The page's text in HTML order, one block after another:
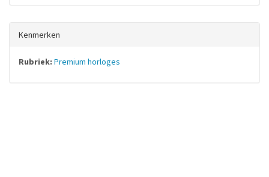
Kenmerken
Rubriek: Premium horloges